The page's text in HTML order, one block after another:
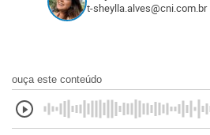
t-sheylla.alves@cni.com.br
ouça este conteúdo